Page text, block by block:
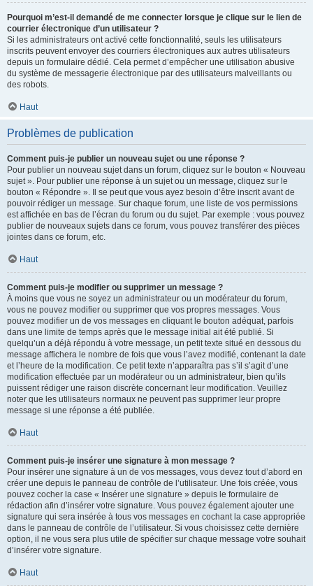
Pourquoi m’est-il demandé de me connecter lorsque je clique sur le lien de
courrier électronique d’un utilisateur ?
Si les administrateurs ont activé cette fonctionnalité, seuls les utilisateurs
inscrits peuvent envoyer des courriers électroniques aux autres utilisateurs
depuis un formulaire dédié. Cela permet d’empêcher une utilisation abusive
du système de messagerie électronique par des utilisateurs malveillants ou
des robots.
Haut
Problèmes de publication
Comment puis-je publier un nouveau sujet ou une réponse ?
Pour publier un nouveau sujet dans un forum, cliquez sur le bouton « Nouveau
sujet ». Pour publier une réponse à un sujet ou un message, cliquez sur le
bouton « Répondre ». Il se peut que vous ayez besoin d’être inscrit avant de
pouvoir rédiger un message. Sur chaque forum, une liste de vos permissions
est affichée en bas de l’écran du forum ou du sujet. Par exemple : vous pouvez
publier de nouveaux sujets dans ce forum, vous pouvez transférer des pièces
jointes dans ce forum, etc.
Haut
Comment puis-je modifier ou supprimer un message ?
À moins que vous ne soyez un administrateur ou un modérateur du forum,
vous ne pouvez modifier ou supprimer que vos propres messages. Vous
pouvez modifier un de vos messages en cliquant le bouton adéquat, parfois
dans une limite de temps après que le message initial ait été publié. Si
quelqu’un a déjà répondu à votre message, un petit texte situé en dessous du
message affichera le nombre de fois que vous l’avez modifié, contenant la date
et l’heure de la modification. Ce petit texte n’apparaîtra pas s’il s’agit d’une
modification effectuée par un modérateur ou un administrateur, bien qu’ils
puissent rédiger une raison discrète concernant leur modification. Veuillez
noter que les utilisateurs normaux ne peuvent pas supprimer leur propre
message si une réponse a été publiée.
Haut
Comment puis-je insérer une signature à mon message ?
Pour insérer une signature à un de vos messages, vous devez tout d’abord en
créer une depuis le panneau de contrôle de l’utilisateur. Une fois créée, vous
pouvez cocher la case « Insérer une signature » depuis le formulaire de
rédaction afin d’insérer votre signature. Vous pouvez également ajouter une
signature qui sera insérée à tous vos messages en cochant la case appropriée
dans le panneau de contrôle de l’utilisateur. Si vous choisissez cette dernière
option, il ne vous sera plus utile de spécifier sur chaque message votre souhait
d’insérer votre signature.
Haut